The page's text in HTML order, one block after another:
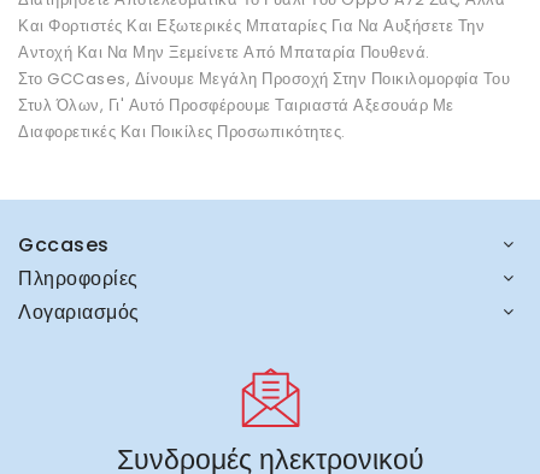
Και Φορτιστές Και Εξωτερικές Μπαταρίες Για Να Αυξήσετε Την
Αντοχή Και Να Μην Ξεμείνετε Από Μπαταρία Πουθενά.
Στο GCCases, Δίνουμε Μεγάλη Προσοχή Στην Ποικιλομορφία Του
Στυλ Όλων, Γι' Αυτό Προσφέρουμε Ταιριαστά Αξεσουάρ Με
Διαφορετικές Και Ποικίλες Προσωπικότητες.
Gccases
Πληροφορίες
Λογαριασμός
Συνδρομές ηλεκτρονικού